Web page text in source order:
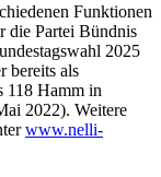
Funktionen
die Partei Bündnis
2025
bereits als
118 Hamm in
2022). Weitere
www.nelli-